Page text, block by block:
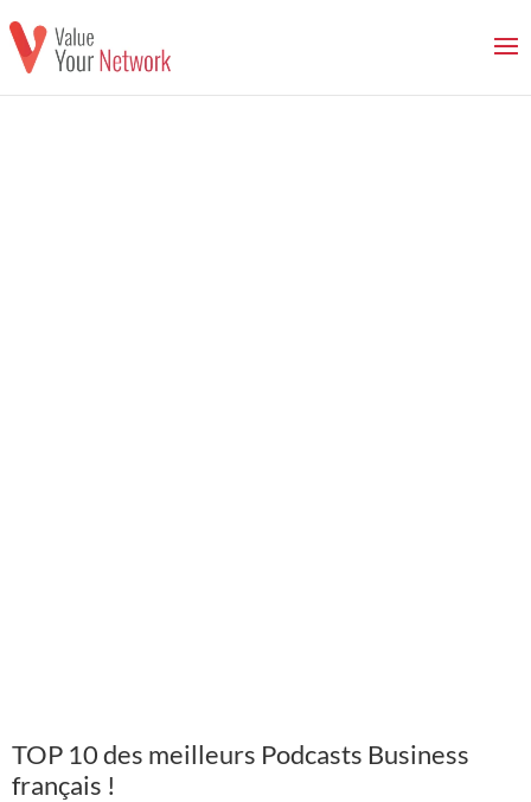
TOP 10 des meilleurs Podcasts Business
français !